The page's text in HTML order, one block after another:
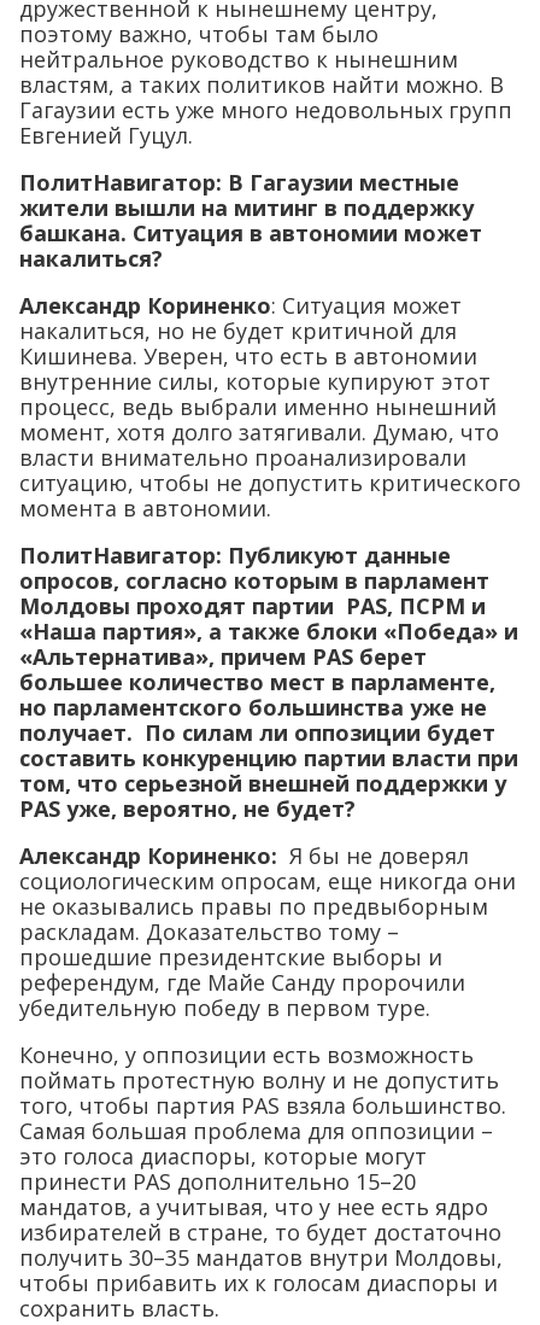
дружественной к нынешнему центру,
поэтому важно, чтобы там было
нейтральное руководство к нынешним
властям, а таких политиков найти можно. В
Гагаузии есть уже много недовольных групп
Евгенией Гуцул.
ПолитНавигатор: В Гагаузии местные
жители вышли на митинг в поддержку
башкана. Ситуация в автономии может
накалиться?
Александр Кориненко: Ситуация может
накалиться, но не будет критичной для
Кишинева. Уверен, что есть в автономии
внутренние силы, которые купируют этот
процесс, ведь выбрали именно нынешний
момент, хотя долго затягивали. Думаю, что
власти внимательно проанализировали
ситуацию, чтобы не допустить критического
момента в автономии.
ПолитНавигатор: Публикуют данные
опросов, согласно которым в парламент
Молдовы проходят партии PAS, ПСРМ и
«Наша партия», а также блоки «Победа» и
«Альтернатива», причем PAS берет
большее количество мест в парламенте,
но парламентского большинства уже не
получает. По силам ли оппозиции будет
составить конкуренцию партии власти при
том, что серьезной внешней поддержки у
PAS уже, вероятно, не будет?
Александр Кориненко: Я бы не доверял
социологическим опросам, еще никогда они
не оказывались правы по предвыборным
раскладам. Доказательство тому –
прошедшие президентские выборы и
референдум, где Майе Санду пророчили
убедительную победу в первом туре.
Конечно, у оппозиции есть возможность
поймать протестную волну и не допустить
того, чтобы партия PAS взяла большинство.
Самая большая проблема для оппозиции –
это голоса диаспоры, которые могут
принести PAS дополнительно 15–20
мандатов, а учитывая, что у нее есть ядро
избирателей в стране, то будет достаточно
получить 30–35 мандатов внутри Молдовы,
чтобы прибавить их к голосам диаспоры и
сохранить власть.